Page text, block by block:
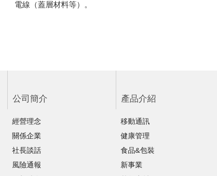
電線（蓋層材料等）。
公司簡介
經營理念
關係企業
社長談話
風險通報
產品介紹
移動通訊
健康管理
食品&包裝
新事業